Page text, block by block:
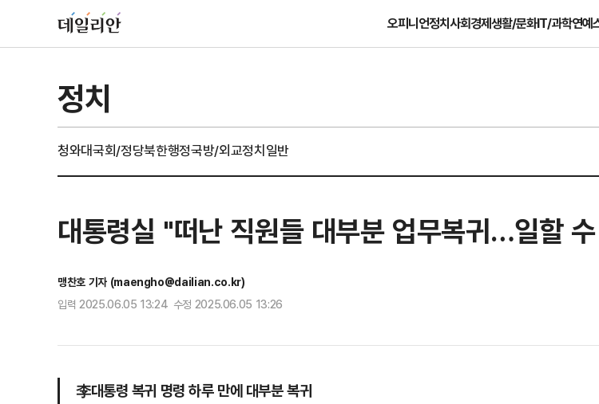
오피니언정치사회경제생활/문화IT/과학연예
정치
청와대국회/정당북한행정국방/외교정치일반
대통령실 "떠난 직원들 대부분 업무복귀…일할
맹찬호 기자 (maengho@dailian.co.kr)
입력 2025.06.05 13:24 수정 2025.06.05 13:26
李대통령 복귀 명령 하루 만에 대부분 복귀